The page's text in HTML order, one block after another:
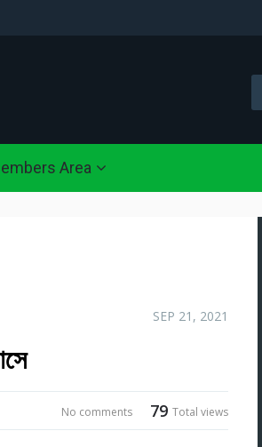
Area
SEP 21, 2021
79 Total views
No comments